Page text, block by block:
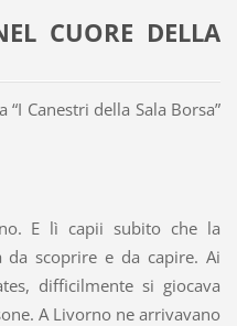
CUORE DELLA
Canestri della Sala Borsa”
E lì capii subito che la
scoprire e da capire. Ai
difficilmente si giocava
A Livorno ne arrivavano